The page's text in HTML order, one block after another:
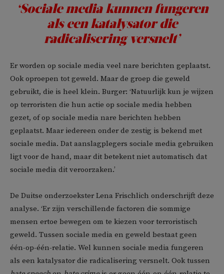
‘Sociale media kunnen fungeren
als een katalysator die
radicalisering versnelt’
Er worden op sociale media veel nare berichten geplaatst.
Ook oproepen tot geweld. Maar de groep die geweld
gebruikt, die is heel klein. Burger: ‘Natuurlijk kun je wijzen
op terroristen die hun actie op sociale media hebben
gezet, of op sociale media nare berichten hebben
geplaatst. Maar iedereen onder de zestig is bekend met
sociale media. Dat aanslagplegers sociale media gebruiken
ligt voor de hand, maar dit betekent niet automatisch dat
sociale media dit veroorzaken.’
De Duitse onderzoekster Lena Frischlich onderschrijft deze
analyse. ‘Er zijn verschillende factoren die sommige
mensen ertoe bewegen om te kiezen voor terroristisch
geweld. Tussen sociale media en geweld bestaat geen
één-op-één-relatie. Wel kunnen sociale media fungeren
als een katalysator die radicalisering versnelt. Ook tussen